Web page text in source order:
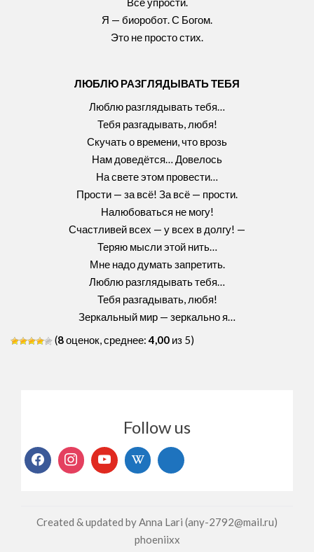
Я — биоробот. С Богом.
Это не просто стих.
ЛЮБЛЮ РАЗГЛЯДЫВАТЬ ТЕБЯ
Люблю разглядывать тебя…
Тебя разгадывать, любя!
Скучать о времени, что врозь
Нам доведётся… Довелось
На свете этом провести…
Прости — за всё! За всё — прости.
Налюбоваться не могу!
Счастливей всех — у всех в долгу! —
Теряю мысли этой нить…
Мне надо думать запретить.
Люблю разглядывать тебя…
Тебя разгадывать, любя!
Зеркальный мир — зеркально я…
(8оценок, среднее:4,00 из 5)
Follow us
Created & updated by Anna Lari (any-2792@mail.ru)
phoeniixx